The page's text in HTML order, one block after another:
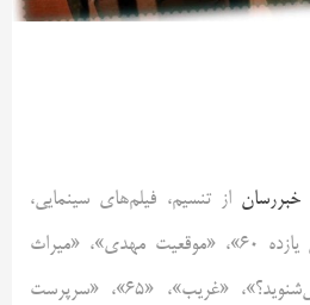
خبررسان از تنسیم، فیلم‌های سینمایی،
تلویزیونی و انیمیشن «آبادان یازده 60»، «موقعیت مهدی»، «میراث
یک پدر»، «صدای منو می‌شنوید؟»، «غریب»، «65»، «سرپرست